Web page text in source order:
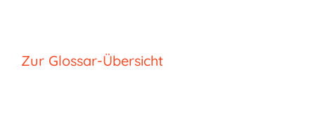
Zur Glossar-Übersicht